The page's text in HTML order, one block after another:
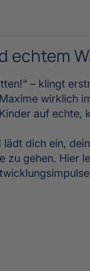
echtem
– klingt
wirklich
auf echte,
dich ein,
zu gehen. Hier